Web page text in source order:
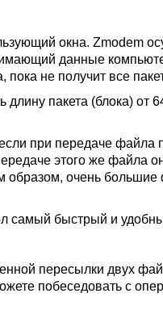
окна. Zmodem
данные
пока не получит все
пакета (блока) от
при передаче файла
этого же файла
образом, очень
самый быстрый и
пересылки двух
побеседовать с